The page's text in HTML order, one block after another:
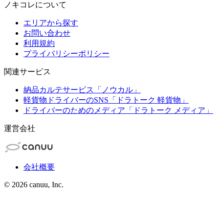
ノキコレについて
エリアから探す
お問い合わせ
利用規約
プライバリシーポリシー
関連サービス
納品カルテサービス「ノウカル」
軽貨物ドライバーのSNS「ドラトーク 軽貨物」
ドライバーのためのメディア「ドラトーク メディア」
運営会社
会社概要
© 2026 canuu, Inc.